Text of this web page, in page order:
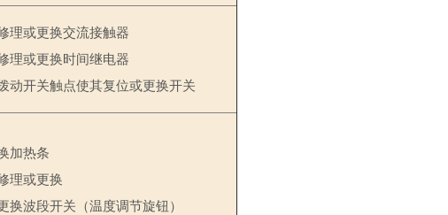
修理或更换交流接触器
修理或更换时间继电器
拨动开关触点使其复位或更换开关
加热条
修理或更换
更换波段开关（温度调节旋钮）